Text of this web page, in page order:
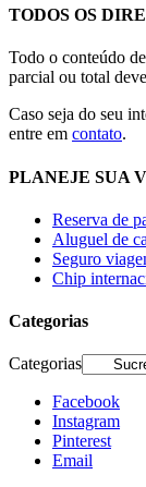
TODOS OS
Todo o conteúdo
parcial ou total
Caso seja do seu
entre em contato.
PLANEJE SUA
Reserva de
Aluguel de
Seguro
Chip
Categorias
Categorias
Facebook
Instagram
Pinterest
Email